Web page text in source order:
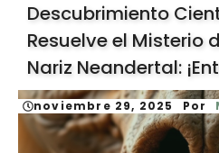
Descubrimiento
Resuelve el Misterio
Nariz Neandertal:
noviembre 29, 2025 Por